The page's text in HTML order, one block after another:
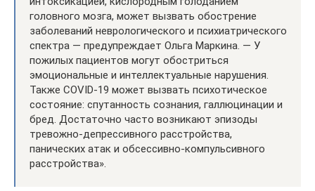
головного мозга, может вызвать обострение
заболеваний неврологического и психиатрического
спектра — предупреждает Ольга Маркина. — У
пожилых пациентов могут обостриться
эмоциональные и интеллектуальные нарушения.
Также COVID-19 может вызвать психотическое
состояние: спутанность сознания, галлюцинации и
бред. Достаточно часто возникают эпизоды
тревожно-депрессивного расстройства,
панических атак и обсессивно-компульсивного
расстройства».